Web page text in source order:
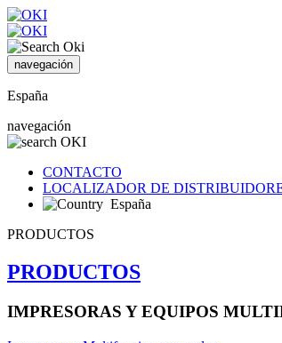
navegación
España
navegación
CONTACTO
LOCALIZADOR DE
España
PRODUCTOS
PRODUCTOS
IMPRESORAS Y EQUIPOS